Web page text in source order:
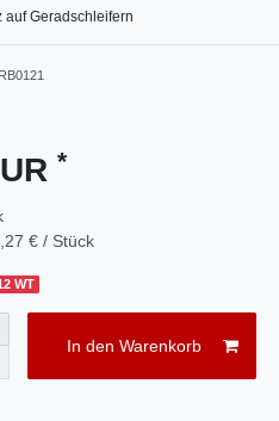
auf Geradschleifern
RB0121
*
€ / Stück
WT
In den Warenkorb